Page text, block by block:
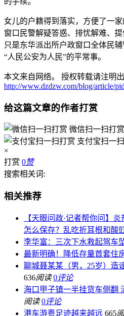
女儿的户籍得到落实，方便了一
窗口民警解疑答惑、排忧解难、
只是东华派出所户政窗口全体民
“人民公安为人民”的平常事。
本文来自网络。 授权转载请注明出
http://www.dzdzw.com/blog/article/
给这篇文章的作者打赏
微信扫一扫打赏
支付宝扫一
×
打赏 0赞
搜索相关词:
相关推荐
【天眼问政·记者帮你问】
怎么保存？乱吃折耳根和酸
李华富：三次下水救起驾车
最新明确！降低存量首套住
聊城聂某某（男，25岁）造
636阅读 0评论
海口甲子镇一半挂货车侧翻
阅读 0评论
港车游粤足迹越来越远 665